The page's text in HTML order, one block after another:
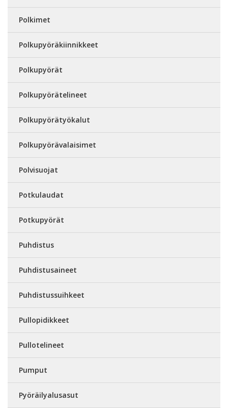
Polkimet
Polkupyöräkiinnikkeet
Polkupyörät
Polkupyörätelineet
Polkupyörätyökalut
Polkupyörävalaisimet
Polvisuojat
Potkulaudat
Potkupyörät
Puhdistus
Puhdistusaineet
Puhdistussuihkeet
Pullopidikkeet
Pullotelineet
Pumput
Pyöräilyalusasut